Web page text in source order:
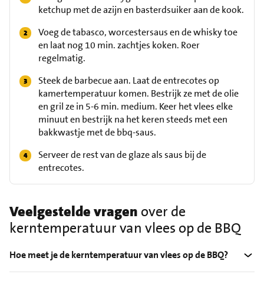
ketchup met de azijn en basterdsuiker aan de kook.
Voeg de tabasco, worcestersaus en de whisky toe
en laat nog 10 min. zachtjes koken. Roer
regelmatig.
Steek de barbecue aan. Laat de entrecotes op
kamertemperatuur komen. Bestrijk ze met de olie
en gril ze in 5-6 min. medium. Keer het vlees elke
minuut en bestrijk na het keren steeds met een
bakkwastje met de bbq-saus.
Serveer de rest van de glaze als saus bij de
entrecotes.
Veelgestelde vragen over de
kerntemperatuur van vlees op de BBQ
Hoe meet je de kerntemperatuur van vlees op de BBQ?